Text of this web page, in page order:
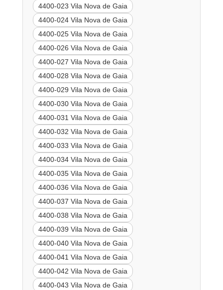
4400-023 Vila Nova de Gaia
4400-024 Vila Nova de Gaia
4400-025 Vila Nova de Gaia
4400-026 Vila Nova de Gaia
4400-027 Vila Nova de Gaia
4400-028 Vila Nova de Gaia
4400-029 Vila Nova de Gaia
4400-030 Vila Nova de Gaia
4400-031 Vila Nova de Gaia
4400-032 Vila Nova de Gaia
4400-033 Vila Nova de Gaia
4400-034 Vila Nova de Gaia
4400-035 Vila Nova de Gaia
4400-036 Vila Nova de Gaia
4400-037 Vila Nova de Gaia
4400-038 Vila Nova de Gaia
4400-039 Vila Nova de Gaia
4400-040 Vila Nova de Gaia
4400-041 Vila Nova de Gaia
4400-042 Vila Nova de Gaia
4400-043 Vila Nova de Gaia